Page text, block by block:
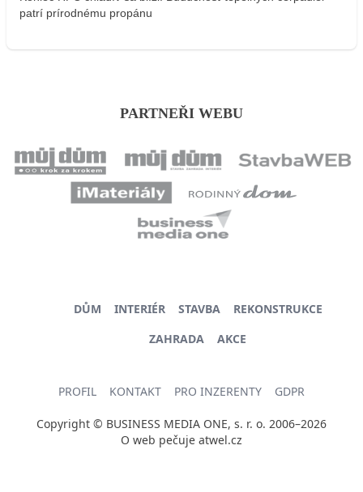
patrí prírodnému propánu
PARTNEŘI WEBU
DŮM INTERIÉR STAVBA
REKONSTRUKCE
ZAHRADA
AKCE
PROFIL KONTAKT PRO INZERENTY GDPR
Copyright © BUSINESS MEDIA ONE, s. r. o. 2006–2026